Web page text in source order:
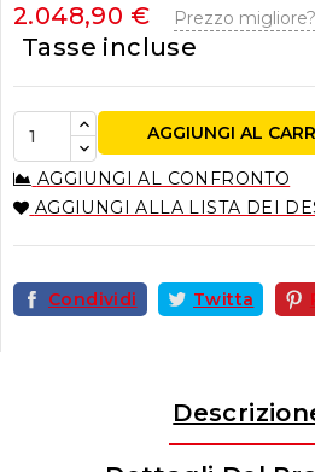
2.048,90 € Prezzo
Tasse incluse
AGGIUNGI AL
AGGIUNGI AL CONFRONTO
AGGIUNGI ALLA LISTA DEI
Condividi Twitta